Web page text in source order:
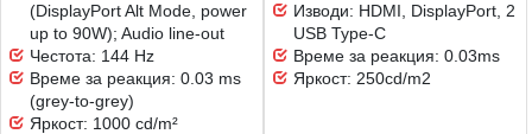
(DisplayPort Alt Mode, power
up to 90W); Audio line-out
Честота: 144 Hz
Време за реакция: 0.03 ms
(grey-to-grey)
Яркост: 1000 cd/m²
Изводи: HDMI, DisplayPort, 2
USB Type-C
Време за реакция: 0.03ms
Яркост: 250cd/m2